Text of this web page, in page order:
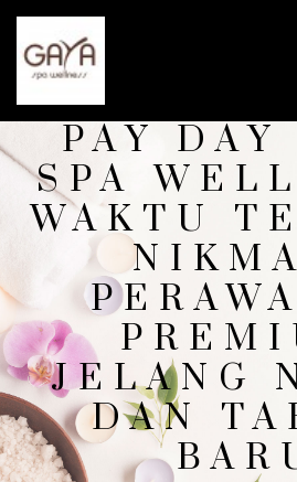
PAY DAY
SPA
WAKTU
JELANG
DAN